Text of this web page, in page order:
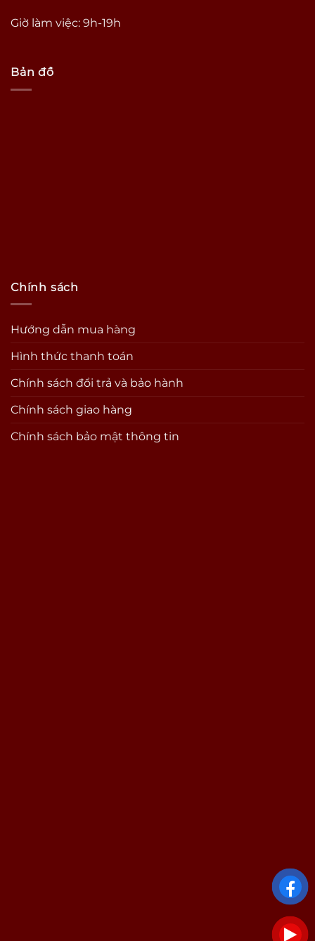
Giờ làm việc: 9h-19h
Bản đồ
Chính sách
Hướng dẫn mua hàng
Hình thức thanh toán
Chính sách đổi trả và bảo hành
Chính sách giao hàng
Chính sách bảo mật thông tin